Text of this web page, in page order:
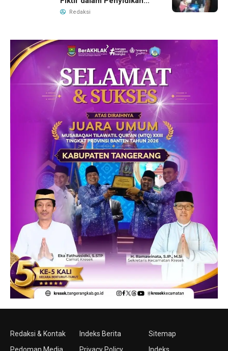
Dana BOP PKBM
Redaksi
Redaksi & Kontak
Indeks Berita
Sitemap